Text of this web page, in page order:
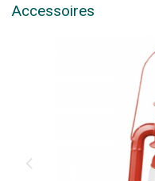
Accessoires